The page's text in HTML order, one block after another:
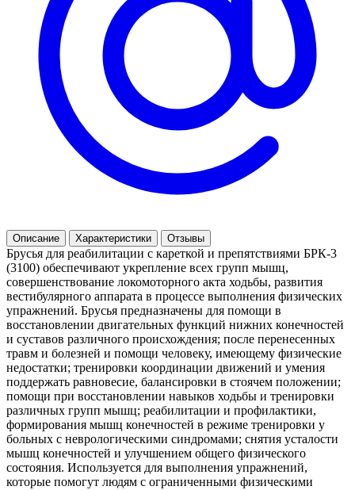
Описание Характеристики Отзывы
Брусья для реабилитации с кареткой и препятствиями БРК-3
(3100) обеспечивают укрепление всех групп мышц,
совершенствование локомоторного акта ходьбы, развития
вестибулярного аппарата в процессе выполнения физических
упражнений. Брусья предназначены для помощи в
восстановлении двигательных функций нижних конечностей
и суставов различного происхождения; после перенесенных
травм и болезней и помощи человеку, имеющему физические
недостатки; тренировки координации движений и умения
поддержать равновесие, балансировки в стоячем положении;
помощи при восстановлении навыков ходьбы и тренировки
различных групп мышц; реабилитации и профилактики,
формирования мышц конечностей в режиме тренировки у
больных с неврологическими синдромами; снятия усталости
мышц конечностей и улучшением общего физического
состояния. Используется для выполнения упражнений,
которые помогут людям с ограниченными физическими